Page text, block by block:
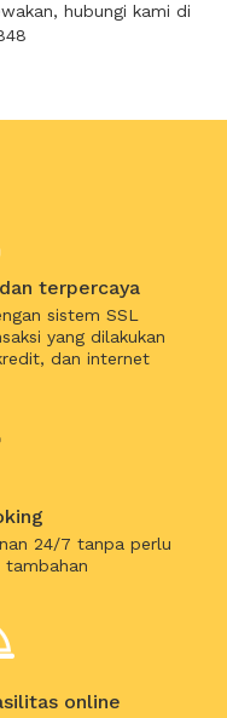
hubungi kami di
terpercaya
sistem SSL
yang dilakukan
dan internet
24/7 tanpa perlu
tambahan
online